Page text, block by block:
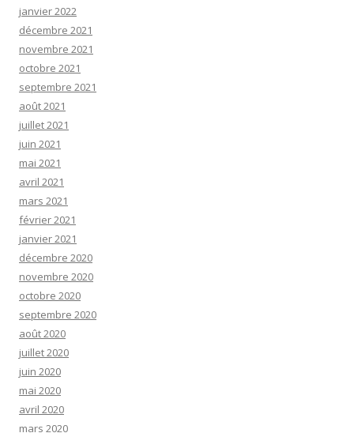
janvier 2022
décembre 2021
novembre 2021
octobre 2021
septembre 2021
août 2021
juillet 2021
juin 2021
mai 2021
avril 2021
mars 2021
février 2021
janvier 2021
décembre 2020
novembre 2020
octobre 2020
septembre 2020
août 2020
juillet 2020
juin 2020
mai 2020
avril 2020
mars 2020